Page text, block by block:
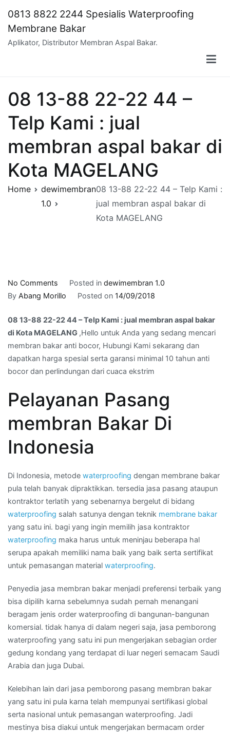
content
0813 8822 2244 Spesialis Waterproofing
Membrane Bakar
Aplikator, Distributor Membran Aspal Bakar.
08 13-88 22-22 44 –
Telp Kami : jual
membran aspal bakar di
Kota MAGELANG
Home
dewimembran
1.0
08 13-88 22-22 44 – Telp Kami :
jual membran aspal bakar di
Kota MAGELANG
No Comments
08
88
22-
22
44
–
Kami
jual
aspal
di
Kota
MAGELANG
Posted in dewimembran 1.0
By Abang Morillo Posted on 14/09/2018
08 13-88 22-22 44 – Telp Kami : jual membran aspal bakar
di Kota MAGELANG ,Hello untuk Anda yang sedang mencari
membran bakar anti bocor, Hubungi Kami sekarang dan
dapatkan harga spesial serta garansi minimal 10 tahun anti
bocor dan perlindungan dari cuaca ekstrim
Pelayanan Pasang
membran Bakar Di
Indonesia
Di Indonesia, metode waterproofing dengan membrane bakar
pula telah banyak dipraktikkan. tersedia jasa pasang ataupun
kontraktor terlatih yang sebenarnya bergelut di bidang
waterproofing salah satunya dengan teknik membrane bakar
yang satu ini. bagi yang ingin memilih jasa kontraktor
waterproofing maka harus untuk meninjau beberapa hal
serupa apakah memiliki nama baik yang baik serta sertifikat
untuk pemasangan material waterproofing.
Penyedia jasa membran bakar menjadi preferensi terbaik yang
bisa dipilih karna sebelumnya sudah pernah menangani
beragam jenis order waterproofing di bangunan-bangunan
komersial. tidak hanya di dalam negeri saja, jasa pemborong
waterproofing yang satu ini pun mengerjakan sebagian order
gedung kondang yang terdapat di luar negeri semacam Saudi
Arabia dan juga Dubai.
Kelebihan lain dari jasa pemborong pasang membran bakar
yang satu ini pula karna telah mempunyai sertifikasi global
serta nasional untuk pemasangan waterproofing. Jadi
mestinya bisa diakui untuk mengerjakan bermacam order